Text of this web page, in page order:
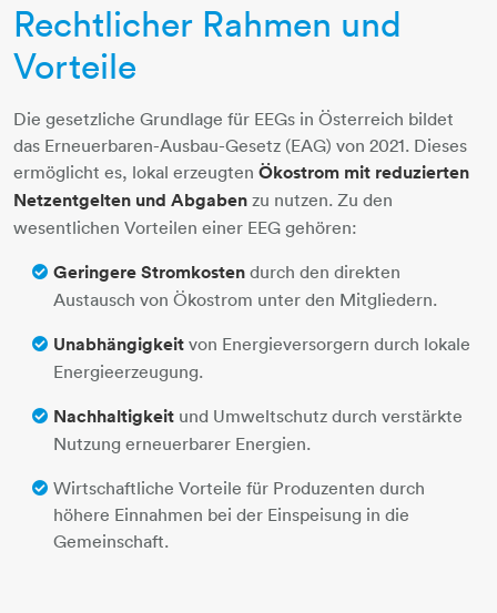
Rechtlicher Rahmen und
Vorteile
Die gesetzliche Grundlage für EEGs in Österreich bildet
das Erneuerbaren-Ausbau-Gesetz (EAG) von 2021. Dieses
ermöglicht es, lokal erzeugten Ökostrom mit reduzierten
Netzentgelten und Abgaben zu nutzen. Zu den
wesentlichen Vorteilen einer EEG gehören:
Geringere Stromkosten durch den direkten
Austausch von Ökostrom unter den Mitgliedern.
Unabhängigkeit von Energieversorgern durch lokale
Energieerzeugung.
Nachhaltigkeit und Umweltschutz durch verstärkte
Nutzung erneuerbarer Energien.
Wirtschaftliche Vorteile für Produzenten durch
höhere Einnahmen bei der Einspeisung in die
Gemeinschaft.